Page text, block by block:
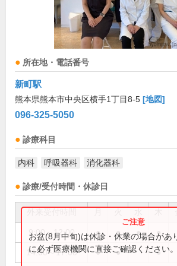
所在地・電話番号
新町駅
熊本県熊本市中央区横手1丁目8-5 [地図]
096-325-5050
診療科目
内科 呼吸器科 消化器科
診療/受付時間・休診日
9:00～12:00 ● ● ● ●
14:00～17:00 ● ● ●
お盆(8月中旬)は休診・休業の場合があ
に必ず医療機関に直接ご確認ください。